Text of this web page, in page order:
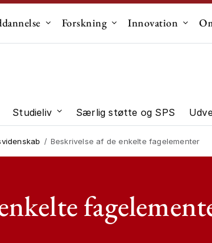
Undermenu til "Uddannelse"
Forskning Undermenu til
Innovation
til "Studievalg"
Studieliv Undermenu til "Studieliv"
Særlig støtte og SPS
Beskrivelse af de enkelte fagelementer